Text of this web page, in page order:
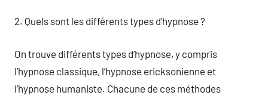
2. Quels sont les différents types d’hypnose ?
On trouve différents types d’hypnose, y compris
l’hypnose classique, l’hypnose ericksonienne et
l’hypnose humaniste. Chacune de ces méthodes